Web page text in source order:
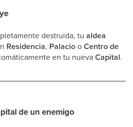
destruida, tu aldea
Residencia, PalaciooCentro de
en tu nuevaCapital.
de un enemigo